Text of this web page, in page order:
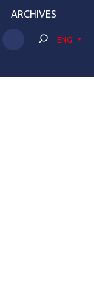
ARCHIVES
ENG